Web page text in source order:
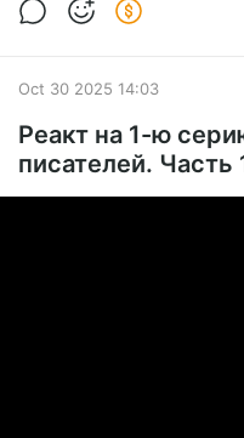
индустрии
Oct 30 2025 14:03
Реакт на 1-ю
писателей. Часть